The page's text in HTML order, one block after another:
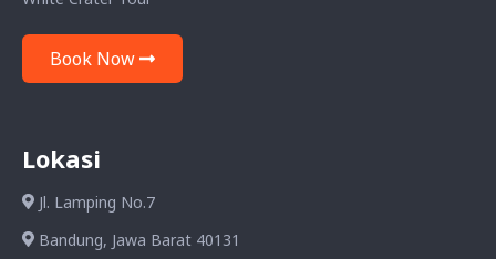
Book Now
Lokasi
Jl. Lamping No.7
Bandung, Jawa Barat 40131